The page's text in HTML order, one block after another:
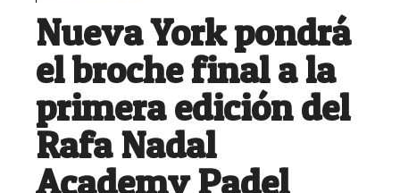
Nueva York pondrá
el broche final a la
primera edición del
Rafa Nadal
Academy Padel